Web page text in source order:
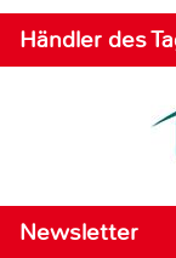
Händler des
Newsletter